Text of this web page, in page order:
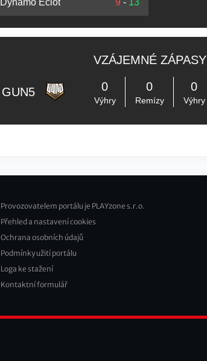
Dynamo Eclot 9 - 13
VZÁJEMNÉ ZÁPASY
GUN5 0
Výhry
0
Remízy
0
Výhry
Footer
2
Provozovatelem portálu je PLAYzone s.r.o.
Přehled a nastavení cookies
Ochrana osobních údajů
Podmínky užití portálu
Loga ke stažení
Kontaktní formulář